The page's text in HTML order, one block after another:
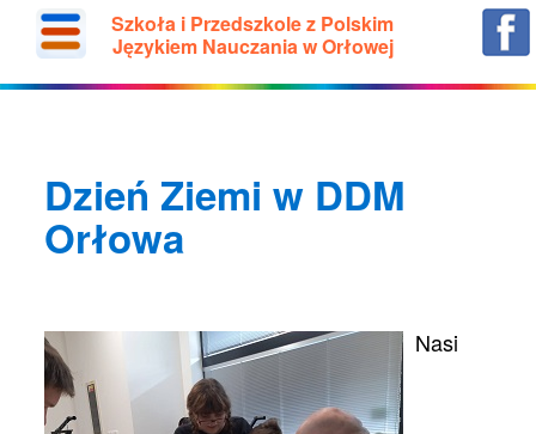
Szkoła i Przedszkole z Polskim
Językiem Nauczania w Orłowej
Dzień Ziemi w DDM
Orłowa
Nasi